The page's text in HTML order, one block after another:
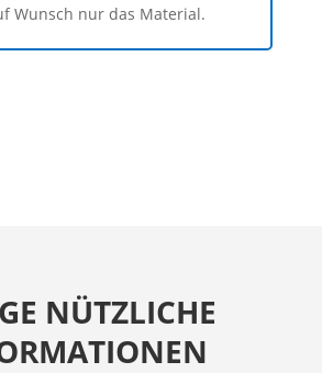
Wunsch nur das Material.
NÜTZLICHE